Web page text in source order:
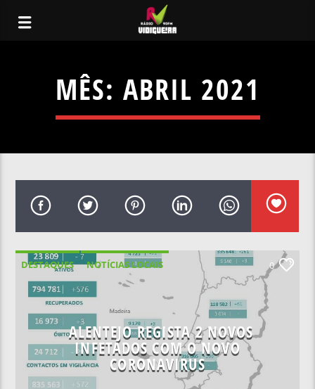
MÊS: ABRIL 2021
DESTAQUES
NOTÍCIAS LOCAIS
NOTÍCIAS NACIONAIS
0
ALENTEJO REGISTA 2 NOVOS
INFETADOS COM O NOVO
CORONAVIRUS